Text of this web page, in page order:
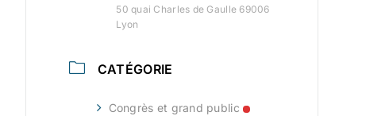
50 quai Charles de Gaulle 69006
Lyon
CATÉGORIE
Congrès et grand public